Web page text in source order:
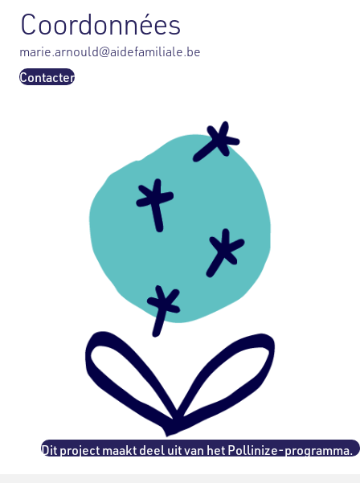
Coordonnées
marie.arnould@aidefamiliale.be
Contacter
Dit project maakt deel uit van het Pollinize-programma.